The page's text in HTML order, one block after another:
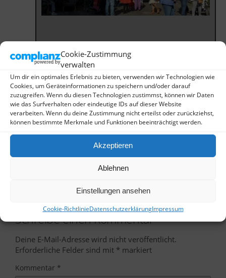
Cookie-Zustimmung
verwalten
Um dir ein optimales Erlebnis zu bieten, verwenden wir Technologien wie
Cookies, um Geräteinformationen zu speichern und/oder darauf
zuzugreifen. Wenn du diesen Technologien zustimmst, können wir Daten
wie das Surfverhalten oder eindeutige IDs auf dieser Website
verarbeiten. Wenn du deine Zustimmung nicht erteilst oder zurückziehst,
können bestimmte Merkmale und Funktionen beeinträchtigt werden.
Akzeptieren
Ablehnen
Einstellungen ansehen
Cookie-RichtlinieDatenschutzerklärungImpressum
Vorheriger Beitrag
Kirschblütenprinzessin
Nächster Beitrag
KinderAtelier Im
Schreibe einen Kommentar
Deine E-Mail-Adresse wird nicht veröffentlicht.
Erforderliche Felder sind mit * markiert
Kommentar *